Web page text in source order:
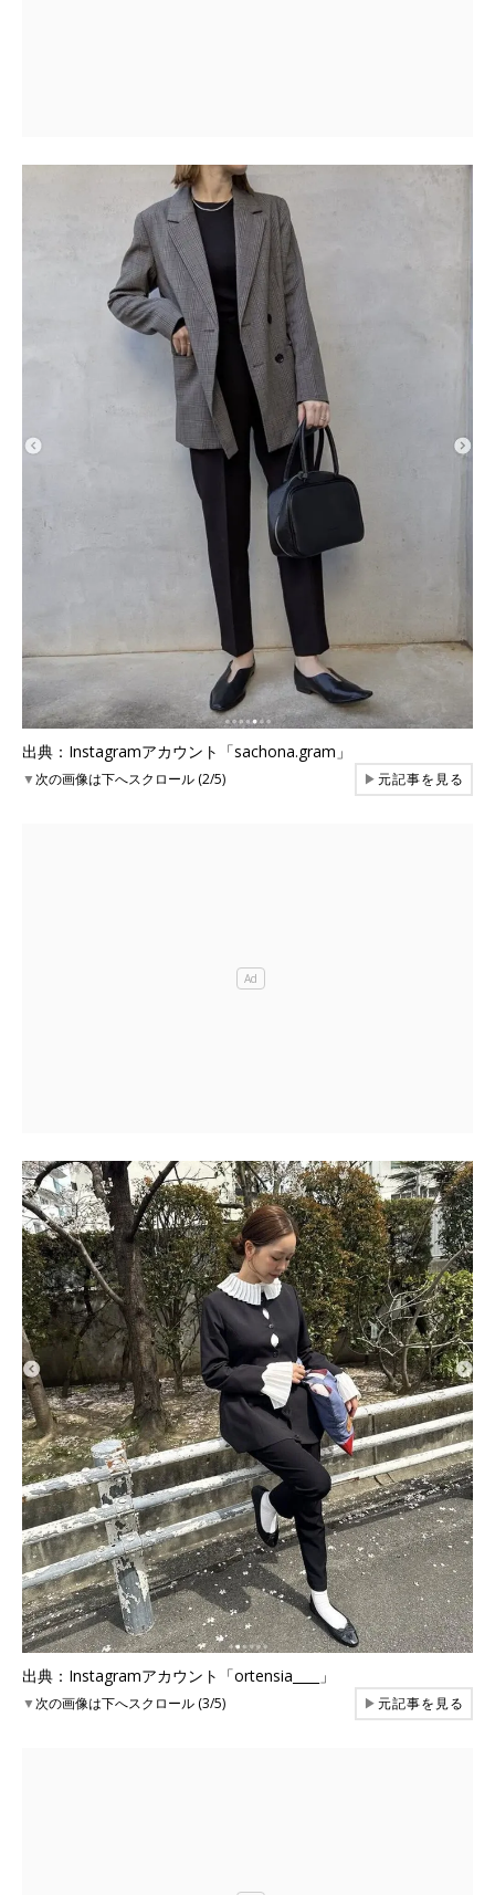
出典：Instagramアカウント「sachona.gram」
▼次の画像は下へスクロール (2/5) ▶元記事を見る
出典：Instagramアカウント「ortensia____」
▼次の画像は下へスクロール (3/5) ▶元記事を見る